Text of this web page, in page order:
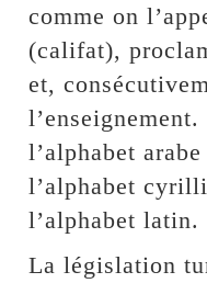
comme on
(califat),
et,
l’alphabet
l’alphabet
l’alphabet latin.
La législation